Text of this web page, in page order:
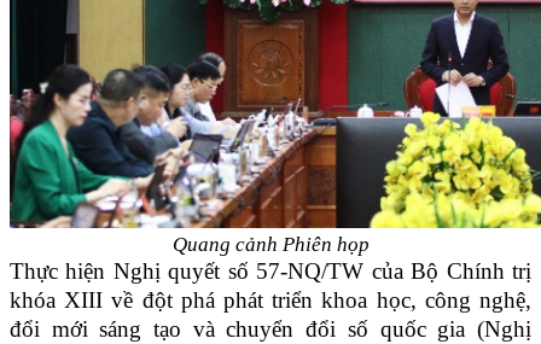
Quang cảnh Phiên họp
Thực hiện Nghị quyết số 57-NQ/TW của Bộ Chính trị
khóa XIII về đột phá phát triển khoa học, công nghệ,
đổi mới sáng tạo và chuyển đổi số quốc gia (Nghị